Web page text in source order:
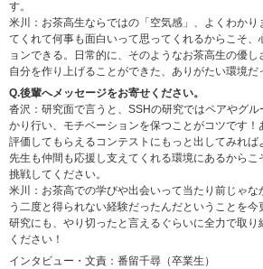
す。
米川：お茶高生ならではの「空気感」、よくわか
てくれて何事も面白いって思ってくれるからこそ、
ョンできる。日常的に、そのようなお茶高生の優し
自分を作り上げることができた、ありがたい環境だ
Q.後輩へメッセージをお寄せください。
沓沢：研究面で言うと、SSHの研究ではペアやグ
かり行い、モチベーションを保つことがコツです！
評価してもらえるコンテストにもっと出してみれば
先生も仲間も応援し支えてくれる環境にあるから
挑戦してください。
米川：お茶高での学びや出会いって当たり前じゃな
う二度と得られない経験だったんだということを
研究にも、やり切ったと言えるぐらいに全力で取
ください！
インタビュー・文責：番留千尋（卒業生）